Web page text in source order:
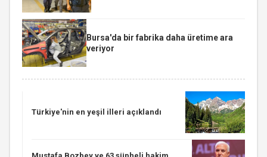
Bursa'da bir fabrika daha üretime ara
veriyor
Türkiye'nin en yeşil illeri açıklandı